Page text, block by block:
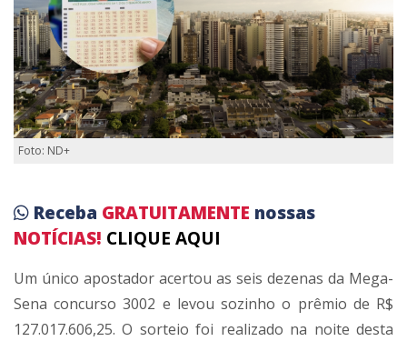
Foto: ND+
Receba GRATUITAMENTE nossas
NOTÍCIAS! CLIQUE AQUI
Um único apostador acertou as seis dezenas da Mega-
Sena concurso 3002 e levou sozinho o prêmio de R$
127.017.606,25. O sorteio foi realizado na noite desta